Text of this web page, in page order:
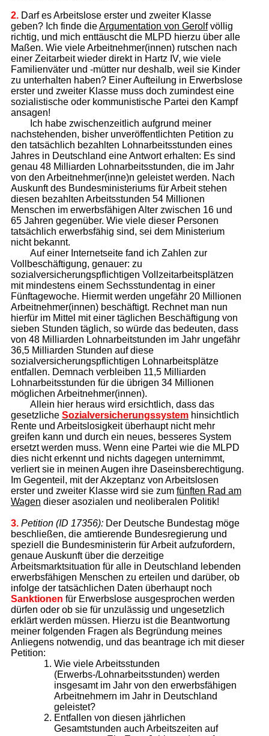
2.Darf es Arbeitslose erster und zweiter Klasse
geben? Ich finde dieArgumen­tation von Gerolfvöllig
richtig, und mich enttäuscht die MLPD hierzu über alle
Ma­ßen. Wie viele Arbeitnehmer(innen) rutschen nach
einer Zeitarbeit wieder direkt in Hartz IV, wie viele
Familienväter und -mütter nur deshalb, weil sie Kinder
zu unterhalten haben? Einer Aufteilung in Erwerbslose
erster und zweiter Klasse muss doch zumindest eine
sozialistische oder kommunistische Partei den Kampf
ansagen!
Ich habe zwischenzeitlich aufgrund meiner
nachstehenden, bisher unveröffentlichten Petition zu
den tatsächlich bezahlten Lohnarbeitsstunden eines
Jahres in Deutschland eine Antwort erhalten: Es sind
genau 48 Milliarden Lohnarbeitsstunden, die im Jahr
von den Arbeitnehmer(inne)n geleistet werden. Nach
Auskunft des Bundesministeriums für Arbeit stehen
diesen bezahlten Arbeitsstunden 54 Millionen
Menschen im erwerbsfähigen Alter zwischen 16 und
65 Jahren gegenüber. Wie viele dieser Personen
tatsächlich erwerbsfähig sind, sei dem Ministerium
nicht bekannt.
Auf einer Internetseite fand ich Zahlen zur
Vollbeschäftigung, genauer: zu
sozialversicherungspflichtigen Vollzeitarbeitsplätzen
mit mindestens einem Sechsstundentag in einer
Fünftagewoche. Hiermit werden ungefähr 20 Millionen
Arbeitnehmer(innen) beschäftigt. Rechnet man nun
hierfür im Mittel mit einer täglichen Beschäftigung von
sieben Stunden täglich, so würde das bedeuten, dass
von 48 Milliarden Lohnarbeitstunden im Jahr ungefähr
36,5 Milliarden Stunden auf diese
sozialversicherungspflichtigen Lohnarbeitsplätze
entfallen. Demnach verbleiben 11,5 Milliarden
Lohnarbeitsstunden für die übrigen 34 Millionen
möglichen Arbeitnehmer(innen).
Allein hier heraus wird ersichtlich, dass das
gesetzliche Sozial­versicherungs­systemhinsichtlich
Rente und Arbeitslosigkeit überhaupt nicht mehr
greifen kann und durch ein neues, besseres System
ersetzt werden muss. Wenn eine Partei wie die MLPD
dies nicht erkennt und nichts dagegen unternimmt,
verliert sie in meinen Augen ihre Daseinsberechtigung.
Im Gegenteil, mit der Akzeptanz von Arbeitslosen
erster und zweiter Klasse wird sie zum fünften Rad am
Wagen dieser asozialen und neoliberalen Politik!
3. Petition (ID 17356):Der Deutsche Bundestag möge
beschließen, die amtierende Bundesregierung und
speziell die Bundesministerin für Arbeit aufzufordern,
genaue Auskunft über die derzeitige
Arbeitsmarktsituation für alle in Deutschland lebenden
erwerbsfähigen Menschen zu erteilen und darüber, ob
infolge der tatsächlichen Daten überhaupt noch
Sanktionen für Erwerbslose ausgesprochen werden
dürfen oder ob sie für unzulässig und ungesetzlich
erklärt werden müssen. Hierzu ist die Beantwortung
meiner folgenden Fragen als Begründung meines
Anliegens notwendig, und das beantrage ich mit dieser
Petition:
Wie viele Arbeitsstunden
(Erwerbs-/Lohnarbeitsstunden) werden
insgesamt im Jahr von den erwerbsfähigen
Arbeitnehmern im Jahr in Deutschland
geleistet?
Entfallen von diesen jährlichen
Gesamtstunden auch Arbeitszeiten auf